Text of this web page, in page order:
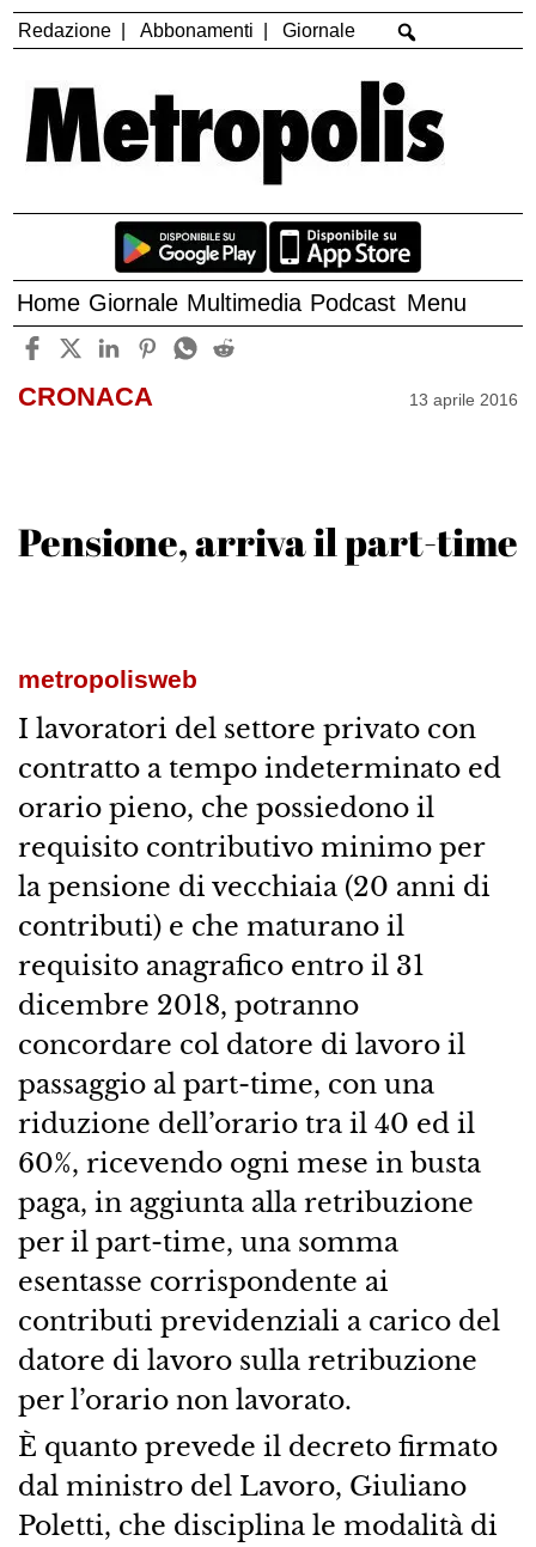
Redazione Abbonamenti Giornale
Home Giornale Multimedia Podcast Menu
CRONACA 13 aprile 2016
Pensione, arriva il part-time
metropolisweb
I lavoratori del settore privato con
contratto a tempo indeterminato ed
orario pieno, che possiedono il
requisito contributivo minimo per
la pensione di vecchiaia (20 anni di
contributi) e che maturano il
requisito anagrafico entro il 31
dicembre 2018, potranno
concordare col datore di lavoro il
passaggio al part-time, con una
riduzione dell’orario tra il 40 ed il
60%, ricevendo ogni mese in busta
paga, in aggiunta alla retribuzione
per il part-time, una somma
esentasse corrispondente ai
contributi previdenziali a carico del
datore di lavoro sulla retribuzione
per l’orario non lavorato.
È quanto prevede il decreto firmato
dal ministro del Lavoro, Giuliano
Poletti, che disciplina le modalità di